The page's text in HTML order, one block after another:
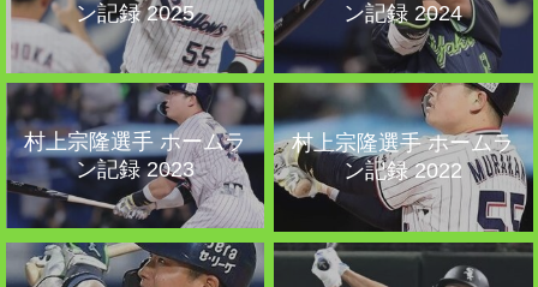
ン記録 2025
ン記録 2024
村上宗隆選手 ホームラ
ン記録 2023
村上宗隆選手 ホームラ
ン記録 2022